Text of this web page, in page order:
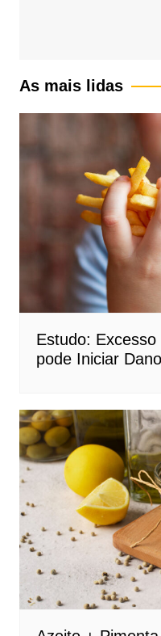
As mais lidas
Estudo:
pode Iniciar